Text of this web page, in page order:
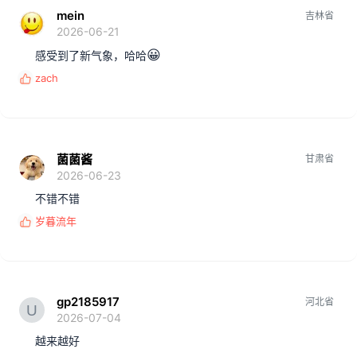
mein
2026-06-21
吉林省
感受到了新气象，哈哈😀
反 zach
菌菌酱
2026-06-23
甘肃省
不错不错
反 岁暮流年
gp2185917
2026-07-04
河北省
越来越好